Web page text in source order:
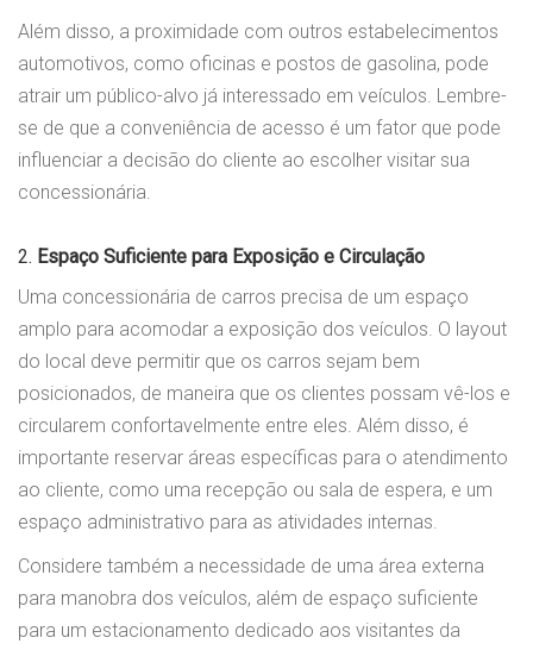
Além disso, a proximidade com outros estabelecimentos
automotivos, como oficinas e postos de gasolina, pode
atrair um público-alvo já interessado em veículos. Lembre-
se de que a conveniência de acesso é um fator que pode
influenciar a decisão do cliente ao escolher visitar sua
concessionária.
2. Espaço Suficiente para Exposição e Circulação
Uma concessionária de carros precisa de um espaço
amplo para acomodar a exposição dos veículos. O layout
do local deve permitir que os carros sejam bem
posicionados, de maneira que os clientes possam vê-los e
circularem confortavelmente entre eles. Além disso, é
importante reservar áreas específicas para o atendimento
ao cliente, como uma recepção ou sala de espera, e um
espaço administrativo para as atividades internas.
Considere também a necessidade de uma área externa
para manobra dos veículos, além de espaço suficiente
para um estacionamento dedicado aos visitantes da